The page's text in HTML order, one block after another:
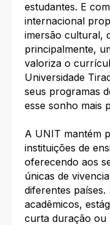
estudantes. E
internacional
imersão cultural,
principalmente,
valoriza o
Universidade
seus programas
esse sonho mais
A UNIT mantém
instituições de
oferecendo aos
únicas de
diferentes países.
acadêmicos,
curta duração ou